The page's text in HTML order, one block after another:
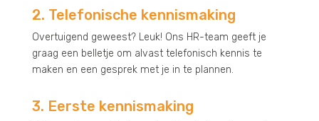
2. Telefonische kennismaking
Overtuigend geweest? Leuk! Ons HR-team geeft je
graag een belletje om alvast telefonisch kennis te
maken en een gesprek met je in te plannen.
3. Eerste kennismaking